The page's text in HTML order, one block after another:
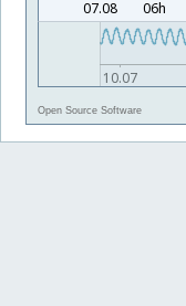
Open Source Software